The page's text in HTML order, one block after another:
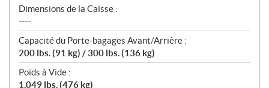
Dimensions de la Caisse :
----
Capacité du Porte-bagages Avant/Arrière :
200 lbs. (91 kg) / 300 lbs. (136 kg)
Poids à Vide :
1,049 lbs. (476 kg)